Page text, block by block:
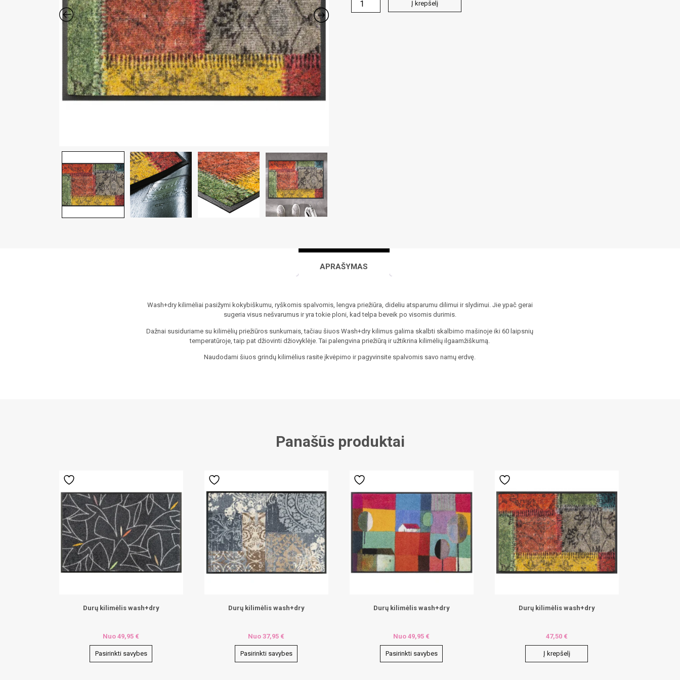
kiekis:
Į krepšelį
APRAŠYMAS
Wash+dry kilimėliai pasižymi kokybiškumu, ryškomis spalvomis, lengva priežiūra, dideliu atsparumu dilimui ir slydimui. Jie ypač gerai
sugeria visus nešvarumus ir yra tokie ploni, kad telpa beveik po visomis durimis.
Dažnai susiduriame su kilimėlių priežiūros sunkumais, tačiau šiuos Wash+dry kilimus galima skalbti skalbimo mašinoje iki 60 laipsnių
temperatūroje, taip pat džiovinti džiovyklėje. Tai palengvina priežiūrą ir užtikrina kilimėlių ilgaamžiškumą.
Naudodami šiuos grindų kilimėlius rasite įkvėpimo ir pagyvinsite spalvomis savo namų erdvę.
Panašūs produktai
Durų kilimėlis wash+dry
Nuo49,95 €
Pasirinkti savybes
Durų kilimėlis wash+dry
Nuo37,95 €
Pasirinkti savybes
Durų kilimėlis wash+dry
Nuo49,95 €
Pasirinkti savybes
Durų kilimėlis wash+dry
47,50 €
Į krepšelį